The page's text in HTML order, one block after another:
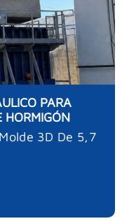
PARA
HORMIGÓN
3D De 5,7